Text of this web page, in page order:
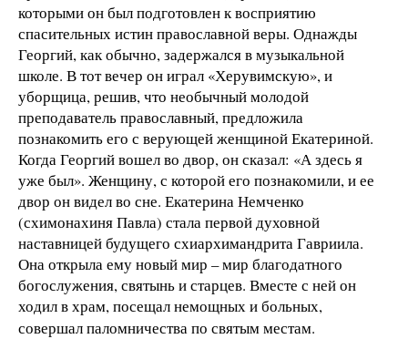
которыми он был подготовлен к восприятию
спасительных истин православной веры. Однажды
Георгий, как обычно, задержался в музыкальной
школе. В тот вечер он играл «Херувимскую», и
уборщица, решив, что необычный молодой
преподаватель православный, предложила
познакомить его с верующей женщиной Екатериной.
Когда Георгий вошел во двор, он сказал: «А здесь я
уже был». Женщину, с которой его познакомили, и ее
двор он видел во сне. Екатерина Немченко
(схимонахиня Павла) стала первой духовной
наставницей будущего схиархимандрита Гавриила.
Она открыла ему новый мир – мир благодатного
богослужения, святынь и старцев. Вместе с ней он
ходил в храм, посещал немощных и больных,
совершал паломничества по святым местам.